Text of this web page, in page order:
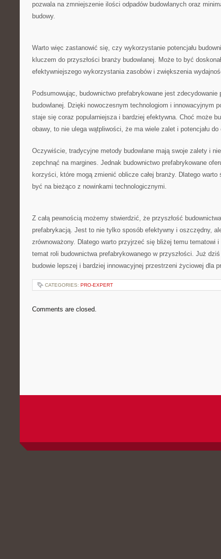
pozwala na zmniejszenie ilości odpadów budowlanych oraz
budowy.
Warto‍ więc zastanowić się,⁢ czy wykorzystanie ⁤potencjału
kluczem do przyszłości branży‍ budowlanej. Może to być​
efektywniejszego wykorzystania zasobów i⁢ zwiększenia
Podsumowując, ⁢budownictwo prefabrykowane jest zdecydowanie
budowlanej.​ Dzięki nowoczesnym technologiom i ‍innowacyjnym
staje​ się coraz popularniejsza i bardziej efektywna. Choć‌ może
obawy, to nie ulega wątpliwości, że ma wiele ‌zalet i potencjału
Oczywiście, tradycyjne metody budowlane mają ⁣swoje zalety ⁢i
‌zepchnąć⁣ na margines. Jednak budownictwo prefabrykowane
korzyści, które mogą‍ zmienić oblicze całej branży.‍ Dlatego‍
być na ​bieżąco z nowinkami technologicznymi.
Z całą pewnością możemy stwierdzić, że ‌przyszłość
prefabrykacją. Jest ⁤to nie tylko sposób efektywny i‍ oszczędny,⁣
zrównoważony. Dlatego warto przyjrzeć ​się bliżej ​temu tematowi⁤
temat roli‍ budownictwa prefabrykowanego w ‌przyszłości. ​Już
budowie lepszej i bardziej innowacyjnej‍ przestrzeni życiowej dla
CATEGORIES: PRO-EXPERT
Comments are closed.